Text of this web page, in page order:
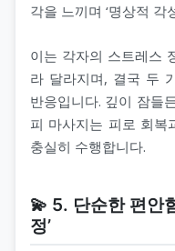
각을 느끼며 ‘명상적 각
이는 각자의 스트레스
라 달라지며, 결국 두
반응입니다. 깊이 잠들
피 마사지는 피로 회복
충실히 수행합니다.
💫 5. 단순한 편안
정’